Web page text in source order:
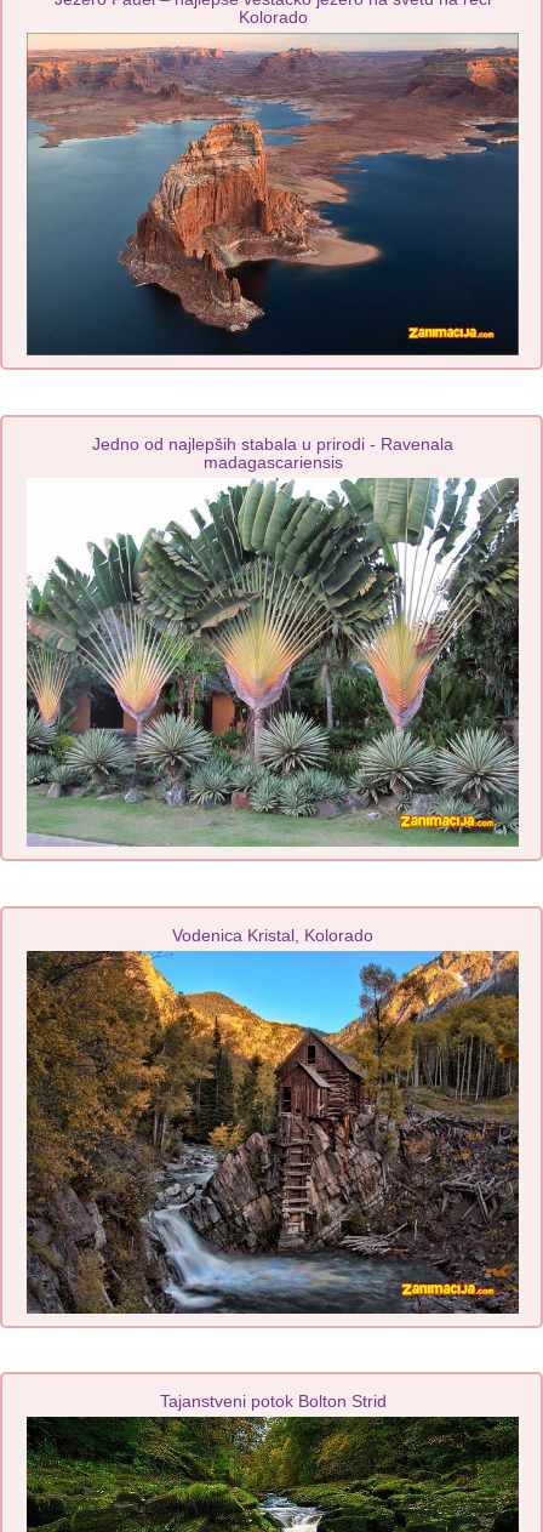
Kolorado
Jedno od najlepših stabala u prirodi - Ravenala
madagascariensis
Vodenica Kristal, Kolorado
Tajanstveni potok Bolton Strid